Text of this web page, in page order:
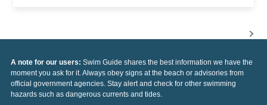
A note for our users: Swim Guide shares the best information we have the
moment you ask for it. Always obey signs at the beach or advisories from
official government agencies. Stay alert and check for other swimming
hazards such as dangerous currents and tides.